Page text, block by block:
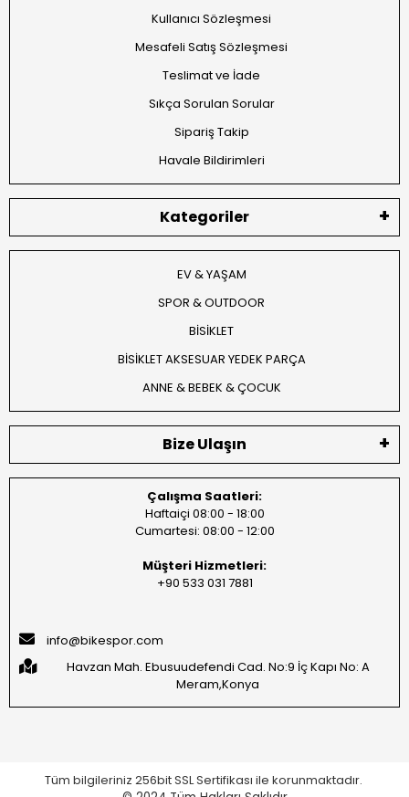
Kullanıcı Sözleşmesi
Mesafeli Satış Sözleşmesi
Teslimat ve İade
Sıkça Sorulan Sorular
Sipariş Takip
Havale Bildirimleri
Kategoriler
EV & YAŞAM
SPOR & OUTDOOR
BİSİKLET
BİSİKLET AKSESUAR YEDEK PARÇA
ANNE & BEBEK & ÇOCUK
Bize Ulaşın
Çalışma Saatleri:
Haftaiçi 08:00 - 18:00
Cumartesi: 08:00 - 12:00
Müşteri Hizmetleri:
+90 533 031 7881
info@bikespor.com
Havzan Mah. Ebusuudefendi Cad. No:9 İç Kapı No: A
Meram,Konya
Tüm bilgileriniz 256bit SSL Sertifikası ile korunmaktadır.